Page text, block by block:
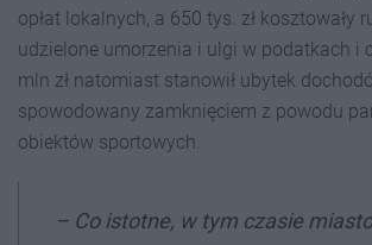
opłat lokalnych, a 650 tys. zł kosztowały
udzielone umorzenia i ulgi w podatkach i
mln zł natomiast stanowił ubytek
spowodowany zamknięciem z powodu
obiektów sportowych.
– Co istotne, w tym czasie